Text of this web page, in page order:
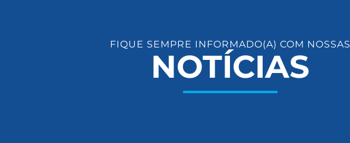
FIQUE SEMPRE INFORMADO(A) COM NOSSAS
NOTÍCIAS